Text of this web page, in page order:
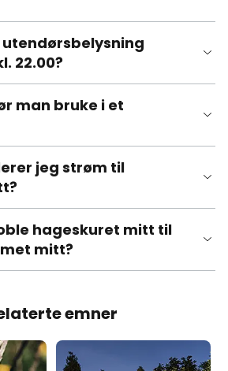
utendørsbelysning
22.00?
man bruke i et
jeg strøm til
hageskuret mitt til
mitt?
emner